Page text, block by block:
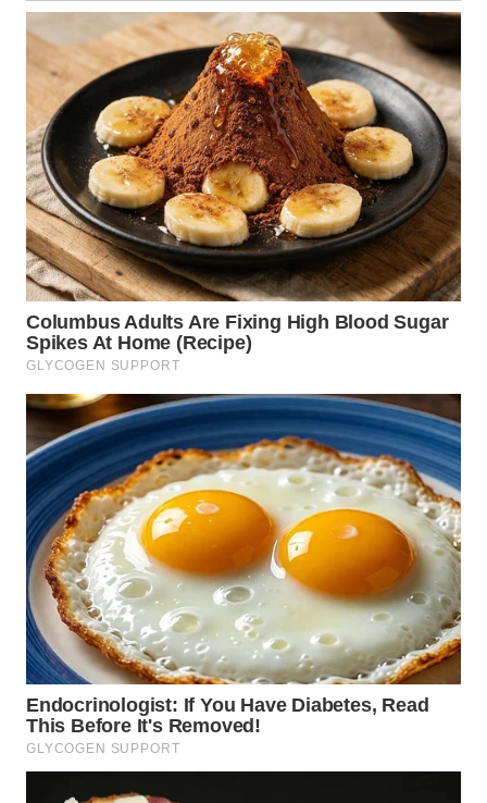
TAPANULI
SELATAN
TANJUNG
LESUNG
WN
KARO
WN
SIMALUNGUN
WN
LABUHANBATU
WN
TAPANULI
TENGAH
WN DELI
SERDANG
WN
TEBING
TINGGI
WN